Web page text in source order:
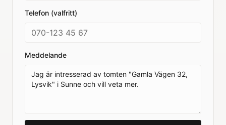
Telefon (valfritt)
Meddelande